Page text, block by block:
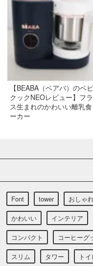
【BEABA（ベアバ）のベ
クックNEOレビュー】フ
ス生まれのかわいい離乳食
ーカー
Font tower おしゃ
かわいい インテリア
コンパクト コーヒーグ
スリム タワー ト